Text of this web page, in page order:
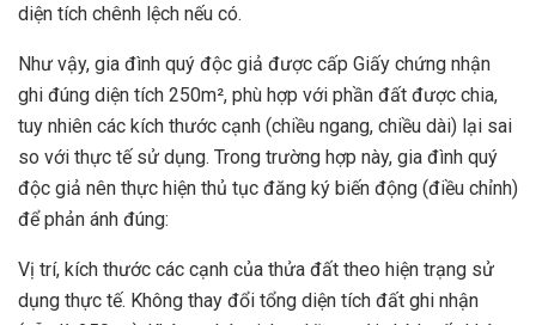
diện tích chênh lệch nếu có.
Như vậy, gia đình quý độc giả được cấp Giấy chứng nhận
ghi đúng diện tích 250m², phù hợp với phần đất được chia,
tuy nhiên các kích thước cạnh (chiều ngang, chiều dài) lại sai
so với thực tế sử dụng. Trong trường hợp này, gia đình quý
độc giả nên thực hiện thủ tục đăng ký biến động (điều chỉnh)
để phản ánh đúng:
Vị trí, kích thước các cạnh của thửa đất theo hiện trạng sử
dụng thực tế. Không thay đổi tổng diện tích đất ghi nhận